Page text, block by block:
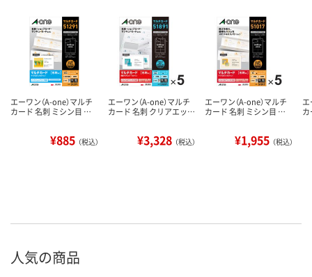
エーワン（A-one）マルチ
カード 名刺 ミシン目 …
¥885 （税込）
エーワン（A-one）マルチ
カード 名刺 クリアエッ…
¥3,328 （税込）
エーワン（A-one）マルチ
カード 名刺 ミシン目 …
¥1,955 （税込）
エ
人気の商品